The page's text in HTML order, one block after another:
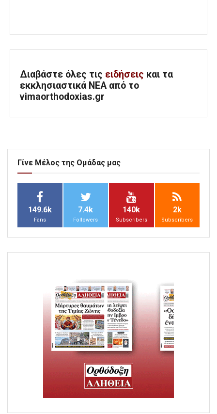
Διαβάστε όλες τις ειδήσεις και τα
εκκλησιαστικά ΝΕΑ από το
vimaorthodoxias.gr
Γίνε Μέλος της Ομάδας μας
149.6k
Fans
7.4k
Followers
140k
Subscribers
2k
Subscribers